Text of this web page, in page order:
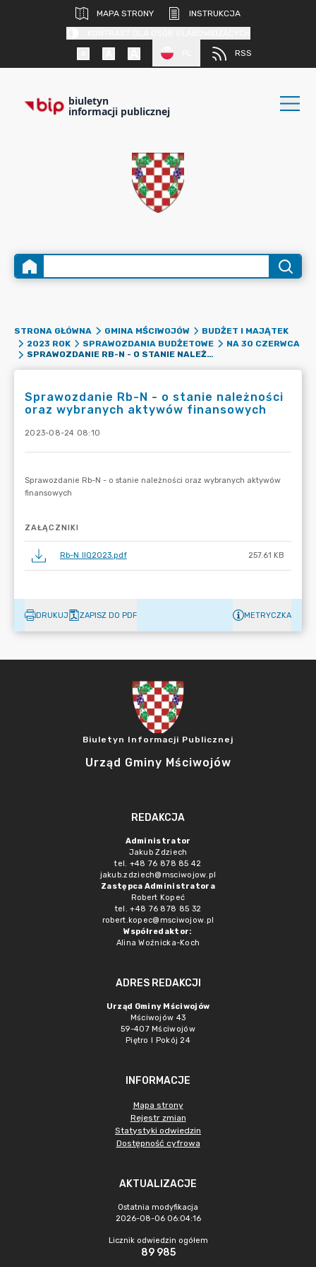
MAPA STRONY
INSTRUKCJA
RSS
biuletyn
informacji publicznej
STRONA GŁÓWNA GMINA MŚCIWOJÓW
BUDŻET I MAJĄTEK
2023 ROK
SPRAWOZDANIA BUDŻETOWE
NA 30 CZERWCA
SPRAWOZDANIE RB-N - O STANIE NALEŻNOŚCI ORAZ WYBRANYCH AKTYWÓW FINANSOWYCH
Sprawozdanie Rb-N - o stanie należności
oraz wybranych aktywów finansowych
2023-08-24 08:10
ZAŁĄCZNIKI
Rb-N IIQ2023.pdf 257.61 KB
DRUKUJ ZAPISZ DO PDF METRYCZKA
Biuletyn Informacji Publicznej
Urząd Gminy Mściwojów
REDAKCJA
Administrator
Jakub Zdziech
tel. +48 76 878 85 42
jakub.zdziech@msciwojow.pl
Zastępca Administratora
Robert Kopeć
tel. +48 76 878 85 32
robert.kopec@msciwojow.pl
Współredaktor:
Alina Woźnicka-Koch
ADRES REDAKCJI
Urząd Gminy Mściwojów
Mściwojów 43
59-407 Mściwojów
Piętro I Pokój 24
INFORMACJE
Mapa strony
Rejestr zmian
Statystyki odwiedzin
Dostępność cyfrowa
AKTUALIZACJE
Ostatnia modyfikacja
2026-08-06 06:04:16
Licznik odwiedzin ogółem
89 985